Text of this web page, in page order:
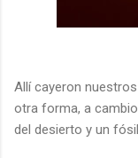
Allí cayeron
otra forma, a
del desierto y un